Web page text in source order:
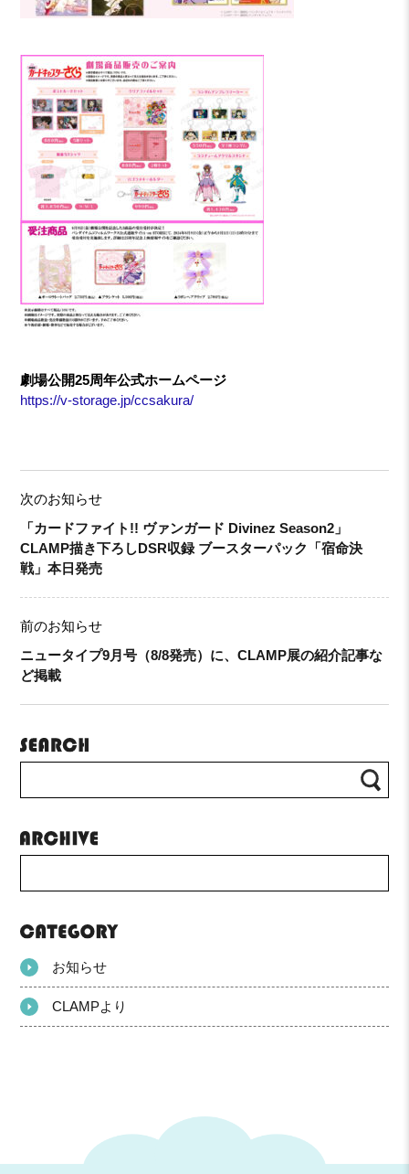
劇場公開25周年公式ホームページ
https://v-storage.jp/ccsakura/
次のお知らせ
「カードファイト!! ヴァンガード Divinez Season2」
CLAMP描き下ろしDSR収録 ブースターパック「宿命決
戦」本日発売
前のお知らせ
ニュータイプ9月号（8/8発売）に、CLAMP展の紹介記事な
ど掲載
お知らせ
CLAMPより